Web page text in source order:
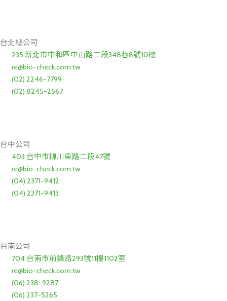
台北總公司
235 新北市中和區中山路二段348巷8號10樓
re@bio-check.com.tw
(02) 2246-7799
(02) 8245-2567
台中公司
403 台中市柳川東路二段47號
re@bio-check.com.tw
(04) 2371-9412
(04) 2371-9413
台南公司
704 台南市前鋒路293號11樓1102室
re@bio-check.com.tw
(06) 238-9287
(06) 237-5265